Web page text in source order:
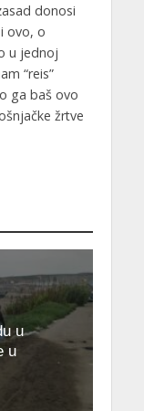
donosi
ovo, o
u jednoj
“reis”
ga baš ovo
žrtve
u
u